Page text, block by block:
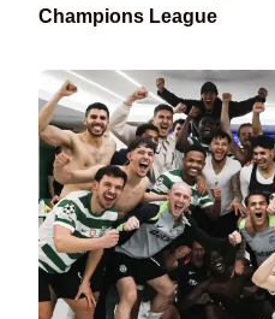
Champions League